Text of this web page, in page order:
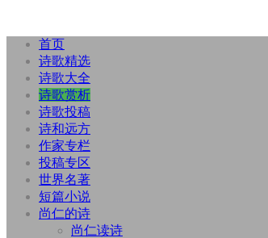
首页
诗歌精选
诗歌大全
诗歌赏析
诗歌投稿
诗和远方
作家专栏
投稿专区
世界名著
短篇小说
尚仁的诗
尚仁读诗